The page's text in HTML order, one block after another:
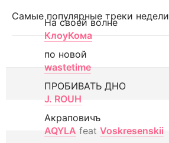
Самые популярные треки недели
На своей волне
КлоуКома
по новой
wastetime
ПРОБИВАТЬ ДНО
J. ROUH
Акраповичъ
AQYLA feat Voskresenskii